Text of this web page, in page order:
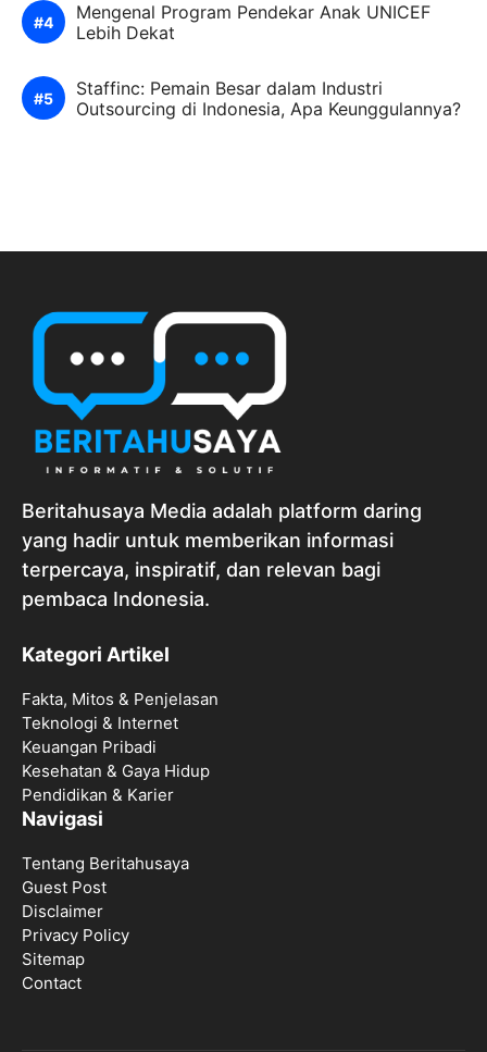
Mengenal Program Pendekar Anak UNICEF
Lebih Dekat
Staffinc: Pemain Besar dalam Industri
Outsourcing di Indonesia, Apa Keunggulannya?
Beritahusaya Media adalah platform daring
yang hadir untuk memberikan informasi
terpercaya, inspiratif, dan relevan bagi
pembaca Indonesia.
Kategori Artikel
Fakta, Mitos & Penjelasan
Teknologi & Internet
Keuangan Pribadi
Kesehatan & Gaya Hidup
Pendidikan & Karier
Navigasi
Tentang Beritahusaya
Guest Post
Disclaimer
Privacy Policy
Sitemap
Contact